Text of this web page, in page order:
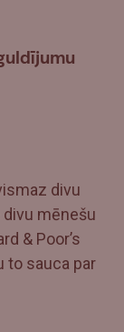
divu
mēnešu
& Poor’s
to sauca par